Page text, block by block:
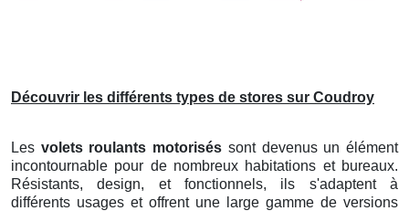
Découvrir les différents types de stores sur Coudroy
Les volets roulants motorisés sont devenus un élément
incontournable pour de nombreux habitations et bureaux.
Résistants, design, et fonctionnels, ils s'adaptent à
différents usages et offrent une large gamme de versions